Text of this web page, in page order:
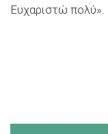
Ευχαριστώ πολύ».